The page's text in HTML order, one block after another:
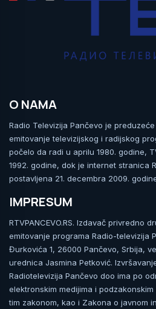
O NAMA
Radio Televizija Pančevo je
emitovanje televizijskog i radijskog
počelo da radi u aprilu 1980. godine,
1992. godine, dok je internet stranica
postavljena 21. decembra 2009.
IMPRESUM
RTVPANCEVO.RS. Izdavač privredno
emitovanje programa Radio-televizija
Đurkovića 1, 26000 Pančevo, Srbija,
urednica Jasmina Petković.
Radiotelevizija Pančevo doo ima po
elektronskim medijima i
tim zakonom, kao i Zakona o javnom